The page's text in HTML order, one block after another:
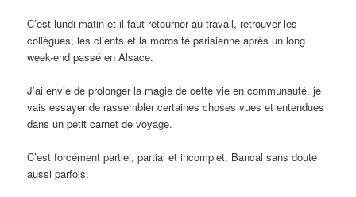
C’est lundi matin et il faut retourner au travail, retrouver les
collègues, les clients et la morosité parisienne après un long
week-end passé en Alsace.
J’ai envie de prolonger la magie de cette vie en communauté, je
vais essayer de rassembler certaines choses vues et entendues
dans un petit carnet de voyage.
C’est forcément partiel, partial et incomplet. Bancal sans doute
aussi parfois.